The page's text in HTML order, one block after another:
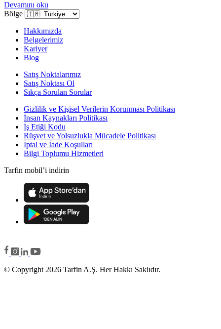
Devamını oku
Bölge
Hakkımızda
Belgelerimiz
Kariyer
Blog
Satış Noktalarımız
Satış Noktası Ol
Sıkça Sorulan Sorular
Gizlilik ve Kişisel Verilerin Korunması Politikası
İnsan Kaynakları Politikası
İş Etiği Kodu
Rüşvet ve Yolsuzlukla Mücadele Politikası
İptal ve İade Koşulları
Bilgi Toplumu Hizmetleri
Tarfin mobil’i indirin
© Copyright 2026 Tarfin A.Ş. Her Hakkı Saklıdır.